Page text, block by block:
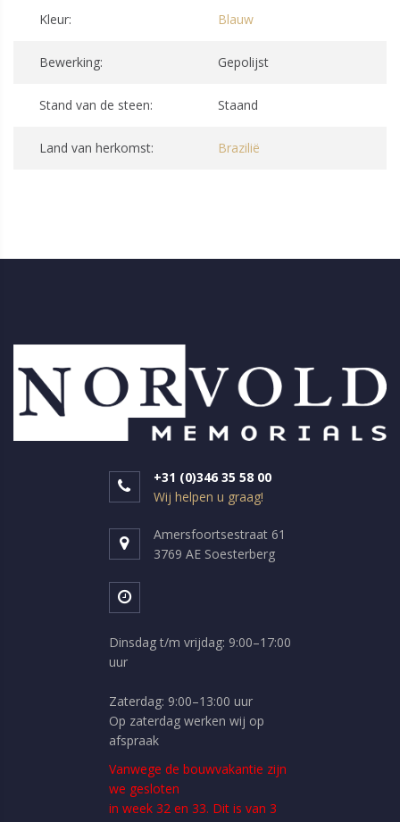
Kleur: Blauw
Bewerking: Gepolijst
Stand van de steen: Staand
Land van herkomst: Brazilië
+31 (0)346 35 58 00
Wij helpen u graag!
Amersfoortsestraat 61
3769 AE Soesterberg
Dinsdag t/m vrijdag: 9:00–17:00
uur
Zaterdag: 9:00–13:00 uur
Op zaterdag werken wij op
afspraak
Vanwege de bouwvakantie zijn
we gesloten
in week 32 en 33. Dit is van 3